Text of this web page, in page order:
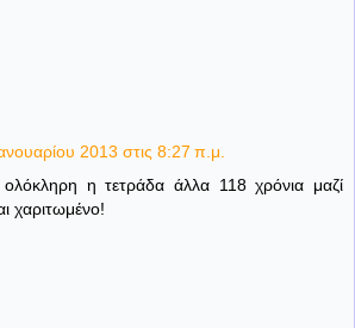
2013 στις 8:27 π.μ.
ολόκληρη η τετράδα άλλα 118 χρόνια μαζί
χαριτωμένο!